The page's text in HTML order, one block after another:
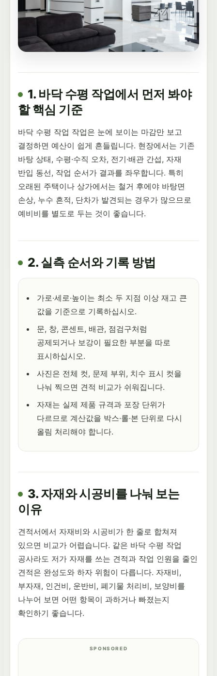
1. 바닥 수평 작업에서 먼저 봐야
할 핵심 기준
바닥 수평 작업 작업은 눈에 보이는 마감만 보고
결정하면 예산이 쉽게 흔들립니다. 현장에서는 기존
바탕 상태, 수평·수직 오차, 전기·배관 간섭, 자재
반입 동선, 작업 순서가 결과를 좌우합니다. 특히
오래된 주택이나 상가에서는 철거 후에야 바탕면
손상, 누수 흔적, 단차가 발견되는 경우가 많으므로
예비비를 별도로 두는 것이 좋습니다.
2. 실측 순서와 기록 방법
가로·세로·높이는 최소 두 지점 이상 재고 큰
값을 기준으로 기록하십시오.
문, 창, 콘센트, 배관, 점검구처럼
공제되거나 보강이 필요한 부분을 따로
표시하십시오.
사진은 전체 컷, 문제 부위, 치수 표시 컷을
나눠 찍으면 견적 비교가 쉬워집니다.
자재는 실제 제품 규격과 포장 단위가
다르므로 계산값을 박스·롤·본 단위로 다시
올림 처리해야 합니다.
3. 자재와 시공비를 나눠 보는
이유
견적서에서 자재비와 시공비가 한 줄로 합쳐져
있으면 비교가 어렵습니다. 같은 바닥 수평 작업
공사라도 저가 자재를 쓰는 견적과 작업 인원을 줄인
견적은 완성도와 하자 위험이 다릅니다. 자재비,
부자재, 인건비, 운반비, 폐기물 처리비, 보양비를
나누어 보면 어떤 항목이 과하거나 빠졌는지
확인하기 좋습니다.